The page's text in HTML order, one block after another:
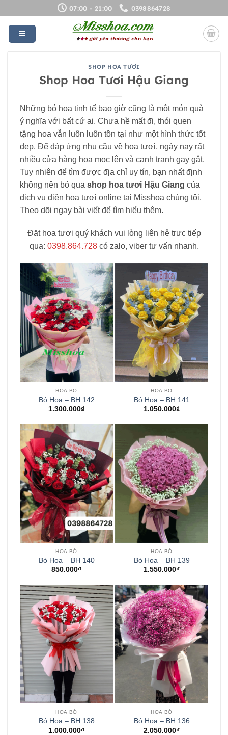
qua
dung
07:00 - 21:00 0398864728
SHOP HOA TƯƠI
Shop Hoa Tươi Hậu Giang
Những bó hoa tinh tế bao giờ cũng là một món quà
ý nghĩa với bất cứ ai. Chưa hề mất đi, thói quen
tặng hoa vẫn luôn luôn tồn tại như một hình thức tốt
đẹp. Để đáp ứng nhu cầu về hoa tươi, ngày nay rất
nhiều cửa hàng hoa mọc lên và cạnh tranh gay gắt.
Tuy nhiên để tìm được địa chỉ uy tín, bạn nhất định
không nên bỏ qua shop hoa tươi Hậu Giang của
dịch vụ điện hoa tươi online tại Misshoa chúng tôi.
Theo dõi ngay bài viết để tìm hiểu thêm.
Đặt hoa tươi quý khách vui lòng liên hệ trực tiếp
qua: 0398.864.728có zalo, viber tư vấn nhanh.
HOA BÓ
Bó Hoa – BH 142
1.300.000₫
HOA BÓ
Bó Hoa – BH 141
1.050.000₫
HOA BÓ
Bó Hoa – BH 140
850.000₫
HOA BÓ
Bó Hoa – BH 139
1.550.000₫
HOA BÓ
Bó Hoa – BH 138
1.000.000₫
HOA BÓ
Bó Hoa – BH 136
2.050.000₫